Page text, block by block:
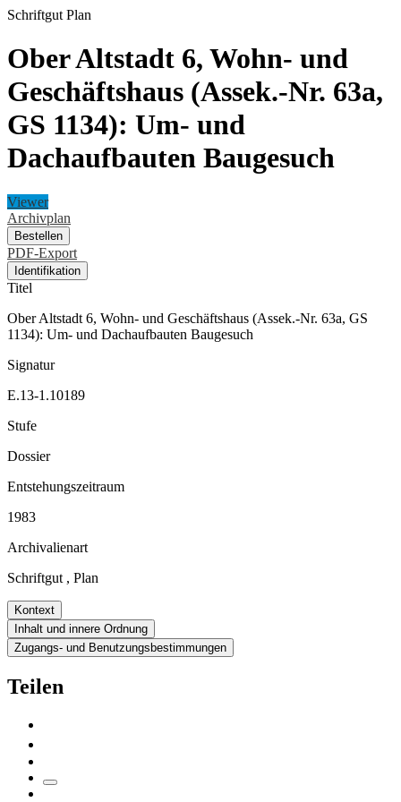
Schriftgut Plan
Ober Altstadt 6, Wohn- und
Geschäftshaus (Assek.-Nr. 63a,
GS 1134): Um- und
Dachaufbauten Baugesuch
Viewer
Archivplan
Bestellen
PDF-Export
Identifikation
Titel
Ober Altstadt 6, Wohn- und Geschäftshaus (Assek.-Nr. 63a, GS
1134): Um- und Dachaufbauten Baugesuch
Signatur
E.13-1.10189
Stufe
Dossier
Entstehungszeitraum
1983
Archivalienart
Schriftgut , Plan
Kontext
Inhalt und innere Ordnung
Zugangs- und Benutzungsbestimmungen
Teilen